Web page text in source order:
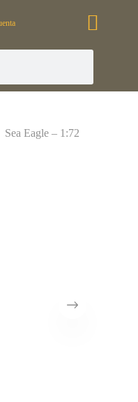
Sea Eagle – 1:72